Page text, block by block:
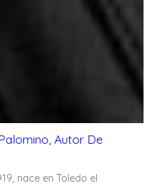
Autor De
nace en Toledo el